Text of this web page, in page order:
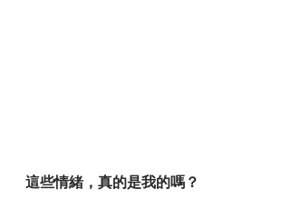
這些情緒，真的是我的嗎？